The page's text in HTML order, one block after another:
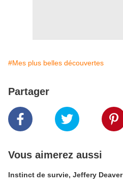
#Mes plus belles découvertes
Partager
Vous aimerez aussi
Instinct de survie, Jeffery Deaver